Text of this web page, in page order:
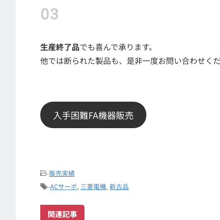
生産終了品でも喜んで承ります。
他では断られた製品も、是非一度お問い合わせく
入手困難FA機器販売
-販売実績
-ACサーボ, 三菱電機, 新古品
関連記事